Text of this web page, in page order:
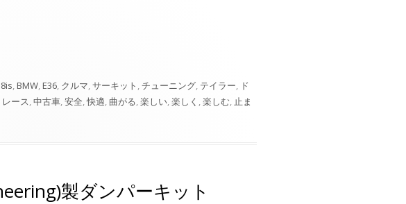
,BMW,E36, クルマ,サーキット ,チューニング, テイラー, ド
レース,中古車,安全,快適, 曲がる,楽しい,楽しく ,楽しむ, 止ま
製ダンパーキット